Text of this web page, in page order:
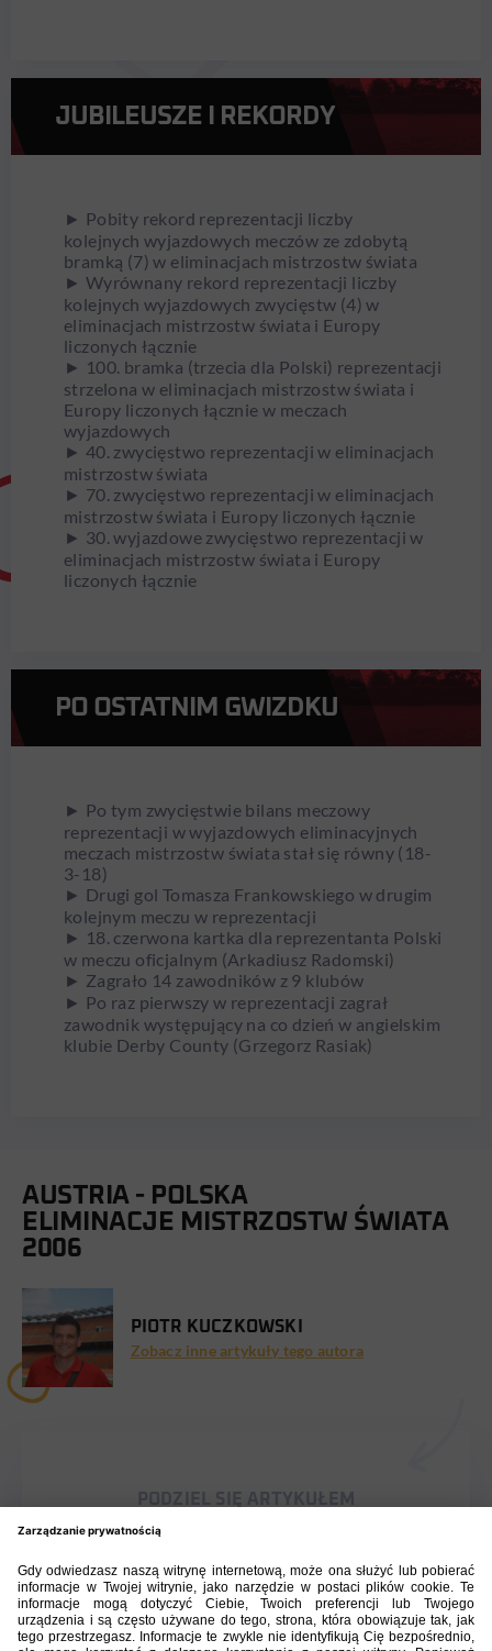
JUBILEUSZE I REKORDY
► Pobity rekord reprezentacji liczby
kolejnych wyjazdowych meczów ze zdobytą
bramką (7) w eliminacjach mistrzostw świata
► Wyrównany rekord reprezentacji liczby
kolejnych wyjazdowych zwycięstw (4) w
eliminacjach mistrzostw świata i Europy
liczonych łącznie
► 100. bramka (trzecia dla Polski) reprezentacji
strzelona w eliminacjach mistrzostw świata i
Europy liczonych łącznie w meczach
wyjazdowych
► 40. zwycięstwo reprezentacji w eliminacjach
mistrzostw świata
► 70. zwycięstwo reprezentacji w eliminacjach
mistrzostw świata i Europy liczonych łącznie
► 30. wyjazdowe zwycięstwo reprezentacji w
eliminacjach mistrzostw świata i Europy
liczonych łącznie
PO OSTATNIM GWIZDKU
► Po tym zwycięstwie bilans meczowy
reprezentacji w wyjazdowych eliminacyjnych
meczach mistrzostw świata stał się równy (18-
3-18)
► Drugi gol Tomasza Frankowskiego w drugim
kolejnym meczu w reprezentacji
► 18. czerwona kartka dla reprezentanta Polski
w meczu oficjalnym (Arkadiusz Radomski)
► Zagrało 14 zawodników z 9 klubów
► Po raz pierwszy w reprezentacji zagrał
zawodnik występujący na co dzień w angielskim
klubie Derby County (Grzegorz Rasiak)
AUSTRIA - POLSKA
ELIMINACJE MISTRZOSTW ŚWIATA
2006
PIOTR KUCZKOWSKI
Zobacz inne artykuły tego autora
PODZIEL SIĘ ARTYKUŁEM
BIBLIOTEKA PZPN